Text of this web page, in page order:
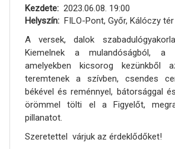
Kezdete
2023.06.08. 19:00
Helyszín
FILO-Pont, Győr, Kálóczy tér
A versek, dalok
Kiemelnek a mulandóságból, a
amelyekben kicsorog kezünkből
teremtenek a szívben, csendes
békével és reménnyel, bátorsággal
örömmel tölti el a Figyelőt,
pillanatot.
Szeretettel várjuk az érdeklődőket!